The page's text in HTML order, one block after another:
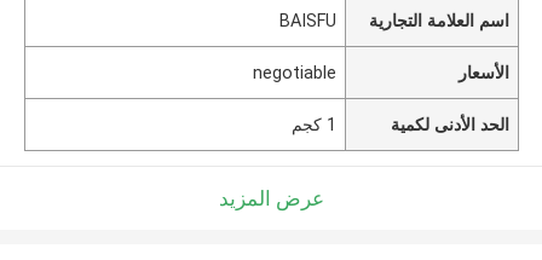
اسم العلامة التجارية BAISFU
الأسعار negotiable
الحد الأدنى لكمية 1 كجم
عرض المزيد